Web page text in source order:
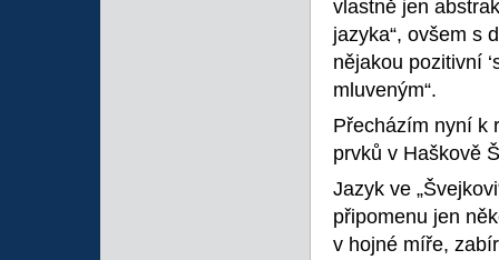
vlastně jen
jazyka“, ovšem s
nějakou pozitivní
mluveným“.
Přecházím nyní k
prvků v Haškově
Jazyk ve
připomenu jen
v hojné míře,